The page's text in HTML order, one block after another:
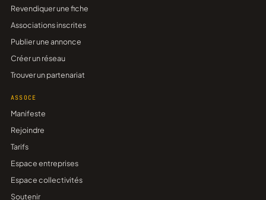
Revendiquer une fiche
Associations inscrites
Publier une annonce
Créer un réseau
Trouver un partenariat
ASSOCE
Manifeste
Rejoindre
Tarifs
Espace entreprises
Espace collectivités
Soutenir